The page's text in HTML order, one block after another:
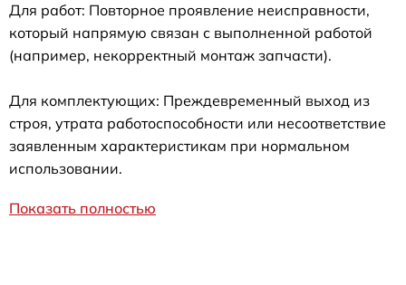
Для работ: Повторное проявление неисправности,
который напрямую связан с выполненной работой
(например, некорректный монтаж запчасти).
Для комплектующих: Преждевременный выход из
строя, утрата работоспособности или несоответствие
заявленным характеристикам при нормальном
использовании.
Показать полностью